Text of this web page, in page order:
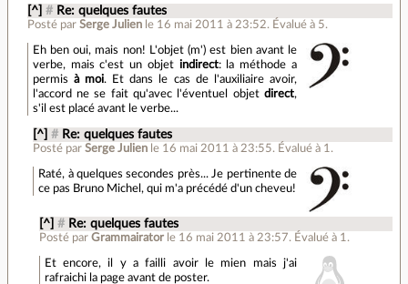
[^] # Re: quelques fautes
Posté par Serge Julien le 16 mai 2011 à 23:52. Évalué à 5.
Eh ben oui, mais non! L'objet (m') est bien avant le
verbe, mais c'est un objet indirect: la méthode a
permis à moi. Et dans le cas de l'auxiliaire avoir,
l'accord ne se fait qu'avec l'éventuel objet direct,
s'il est placé avant le verbe...
[^] # Re: quelques fautes
Posté parSerge Julien le 16 mai 2011 à 23:55. Évalué à 1 .
Raté, à quelques secondes près... Je pertinente de
ce pas Bruno Michel, qui m'a précédé d'un cheveu!
[^] # Re: quelques fautes
Posté par Grammairator le 16 mai 2011 à 23:57. Évalué à 1 .
Et encore, il y a failli avoir le mien mais j'ai
rafraichi la page avant de poster.